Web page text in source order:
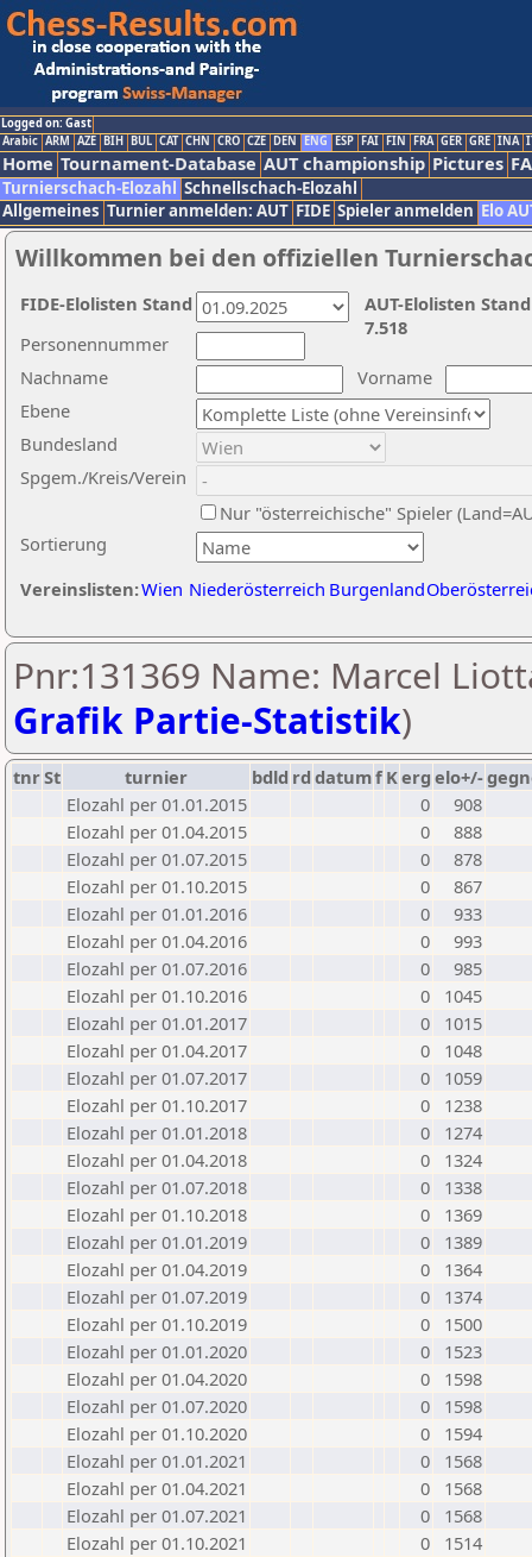
Logged on: Gast
Arabic ARM AZE BIH BUL CAT CHN CRO CZE DEN ENG ESP FAI FIN FRA GER GRE INA
Home Tournament-Database AUT championship Pictures
Turnierschach-Elozahl Schnellschach-Elozahl
Allgemeines Turnier anmelden: AUT FIDE Spieler anmelden Elo
Willkommen bei den offiziellen
Nachname
Vorname
Ebene
Sortierung
Personennummer
Bundesland
Spgem./Kreis/Verein
Nur "österreichische" Spieler
Vereinslisten:Wien Niederösterreich Burgenland
AUT-Elolisten
7.518
FIDE-Elolisten Stand
Pnr:131369 Name: Marcel
Grafik Partie-Statistik)
tnrSt turnier bdld rd datumf Kerg elo+/-
Elozahl per 01.01.2015
0
908
Elozahl per 01.04.2015
0
888
Elozahl per 01.07.2015
0
878
Elozahl per 01.10.2015
0
867
Elozahl per 01.01.2016
0
933
Elozahl per 01.04.2016
0
993
Elozahl per 01.07.2016
0
985
Elozahl per 01.10.2016
0
1045
Elozahl per 01.01.2017
0
1015
Elozahl per 01.04.2017
0
1048
Elozahl per 01.07.2017
0
1059
Elozahl per 01.10.2017
0
1238
Elozahl per 01.01.2018
0
1274
Elozahl per 01.04.2018
0
1324
Elozahl per 01.07.2018
0
1338
Elozahl per 01.10.2018
0
1369
Elozahl per 01.01.2019
0
1389
Elozahl per 01.04.2019
0
1364
Elozahl per 01.07.2019
0
1374
Elozahl per 01.10.2019
0
1500
Elozahl per 01.01.2020
0
1523
Elozahl per 01.04.2020
0
1598
Elozahl per 01.07.2020
0
1598
Elozahl per 01.10.2020
0
1594
Elozahl per 01.01.2021
0
1568
Elozahl per 01.04.2021
0
1568
Elozahl per 01.07.2021
0
1568
Elozahl per 01.10.2021
0
1514